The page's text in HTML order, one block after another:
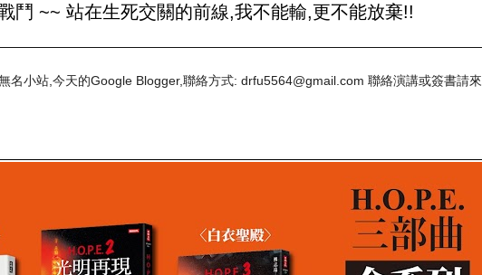
鬥 ~~ 站在生死交關的前線,我不能輸,更不能放棄!!
名小站,今天的Google Blogger,聯絡方式: drfu5564@gmail.com 聯絡演講或簽書請來